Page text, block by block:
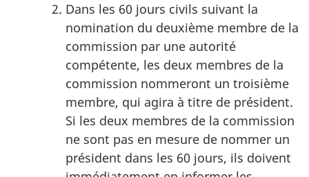
Dans les 60 jours civils suivant la
nomination du deuxième membre de la
commission par une autorité
compétente, les deux membres de la
commission nommeront un troisième
membre, qui agira à titre de président.
Si les deux membres de la commission
ne sont pas en mesure de nommer un
président dans les 60 jours, ils doivent